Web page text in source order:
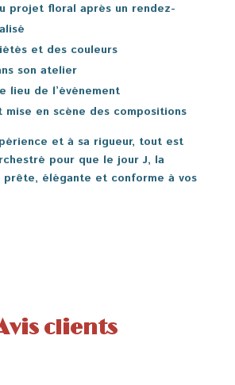
projet floral après un rendez-
et des couleurs
son atelier
lieu de l’événement
en scène des compositions
et à sa rigueur, tout est
pour que le jour J, la
élégante et conforme à vos
clients